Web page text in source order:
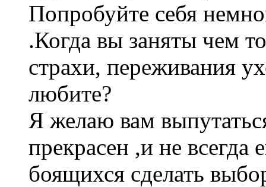
Попробуйте себя
.Когда вы заняты чем
страхи, переживания
любите?
Я желаю вам
прекрасен ,и не всегда
боящихся сделать